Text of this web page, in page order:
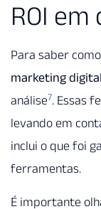
ROI em
Para saber
marketing digital
análise7. Essas
levando em
inclui o que foi
ferramentas.
É importante